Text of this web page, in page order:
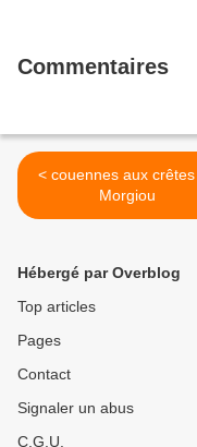
Commentaires
< couennes aux crêtes de
Morgiou
Hébergé par Overblog
Top articles
Pages
Contact
Signaler un abus
C.G.U.